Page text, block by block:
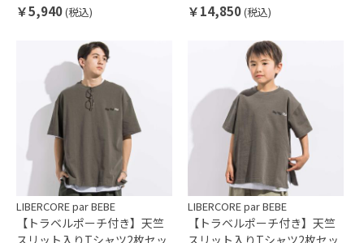
￥5,940(税込) ￥14,850(税込)
LIBERCORE par BEBE
【トラベルポーチ付き】天竺
スリット入りTシャツ2枚セッ
LIBERCORE par BEBE
【トラベルポーチ付き】天竺
スリット入りTシャツ2枚セッ